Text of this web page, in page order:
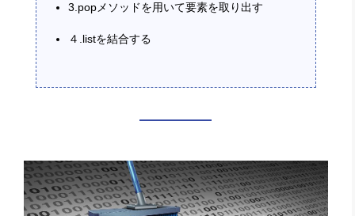
3.popメソッドを用いて要素を取り出す
４.listを結合する